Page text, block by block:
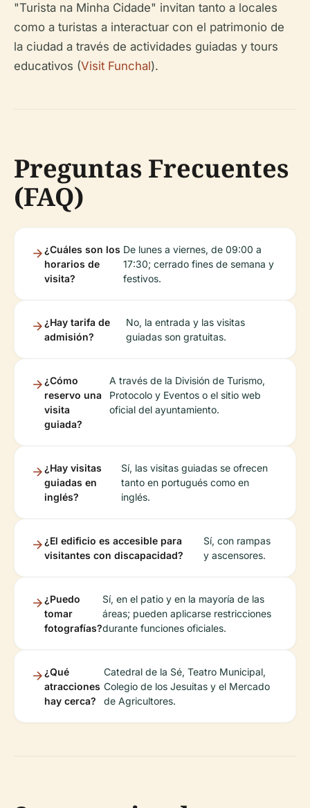
"Turista na Minha Cidade" invitan tanto a locales
como a turistas a interactuar con el patrimonio de
la ciudad a través de actividades guiadas y tours
educativos (Visit Funchal).
Preguntas Frecuentes
(FAQ)
¿Cuáles son los
horarios de
visita?
De lunes a viernes, de 09:00 a
17:30; cerrado fines de semana y
festivos.
¿Hay tarifa de
admisión?
No, la entrada y las visitas
guiadas son gratuitas.
¿Cómo
reservo una
visita
guiada?
A través de la División de Turismo,
Protocolo y Eventos o el sitio web
oficial del ayuntamiento.
¿Hay visitas
guiadas en
inglés?
Sí, las visitas guiadas se ofrecen
tanto en portugués como en
inglés.
¿El edificio es accesible para
visitantes con discapacidad?
Sí, con rampas
y ascensores.
¿Puedo
tomar
fotografías?
Sí, en el patio y en la mayoría de las
áreas; pueden aplicarse restricciones
durante funciones oficiales.
¿Qué
atracciones
hay cerca?
Catedral de la Sé, Teatro Municipal,
Colegio de los Jesuitas y el Mercado
de Agricultores.